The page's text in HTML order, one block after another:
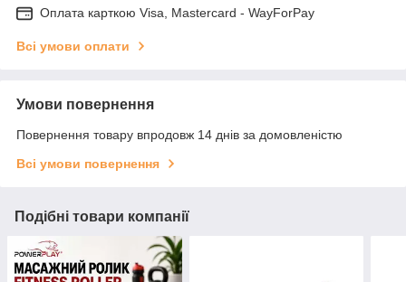
Оплата карткою Visa, Mastercard - WayForPay
Всі умови оплати
Умови повернення
Повернення товару впродовж 14 днів за домовленістю
Всі умови повернення
Подібні товари компанії